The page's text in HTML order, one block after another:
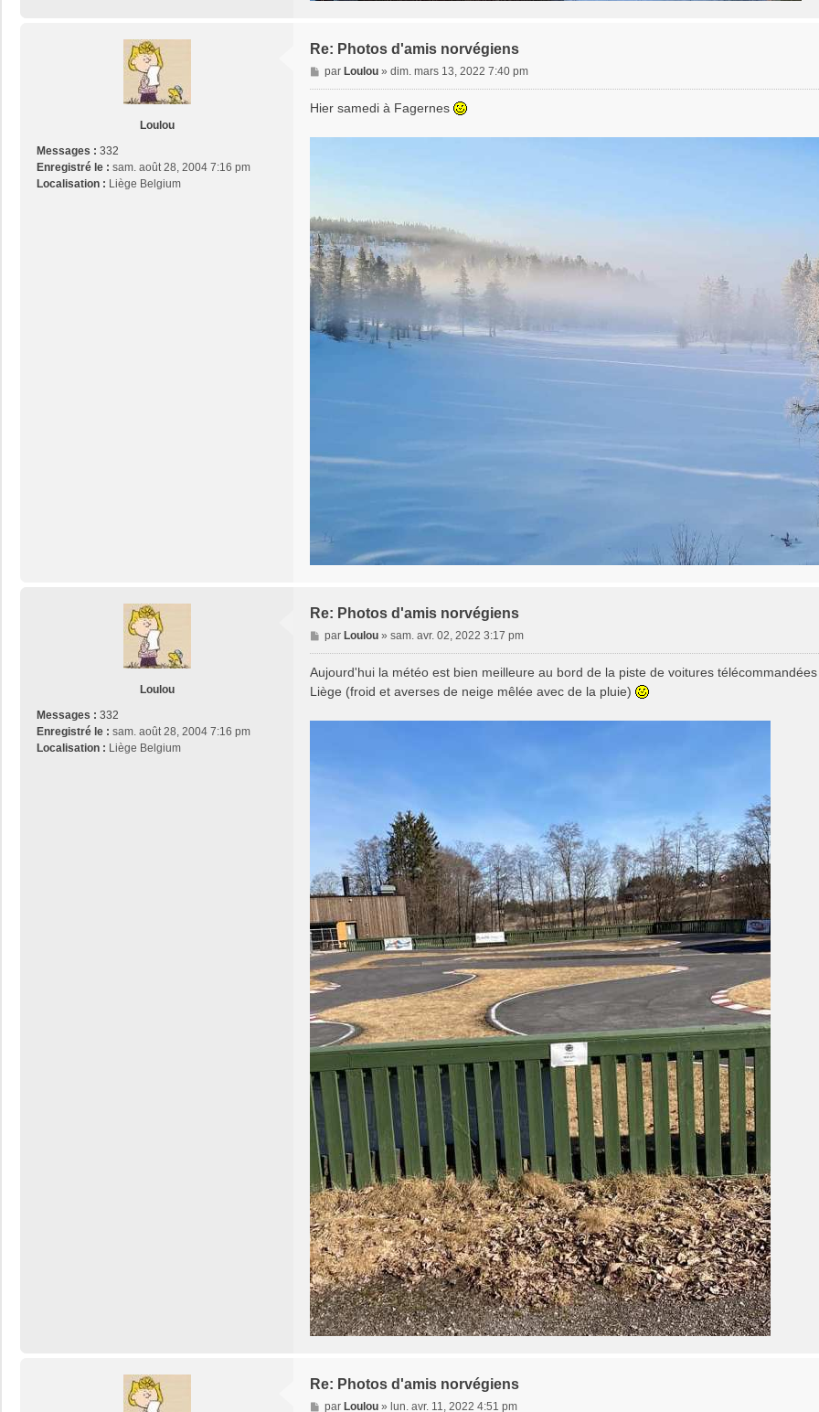
Loulou
Messages : 332
Enregistré le : sam. août 28, 2004 7:16 pm
Localisation : Liège Belgium
Re: Photos d'amis norvégiens
M
e
s
a
par Loulou» dim. mars 13, 2022 7:40 pm
Hier samedi à Fagernes
Loulou
Messages : 332
Enregistré le : sam. août 28, 2004 7:16 pm
Localisation : Liège Belgium
Re: Photos d'amis norvégiens
M
e
s
a
par Loulou» sam. avr. 02, 2022 3:17 pm
Aujourd'hui la météo est bien meilleure au bord de la piste de voitures
Liège (froid et averses de neige mêlée avec de la pluie)
Re: Photos d'amis norvégiens
M
par Loulou» lun. avr. 11, 2022 4:51 pm